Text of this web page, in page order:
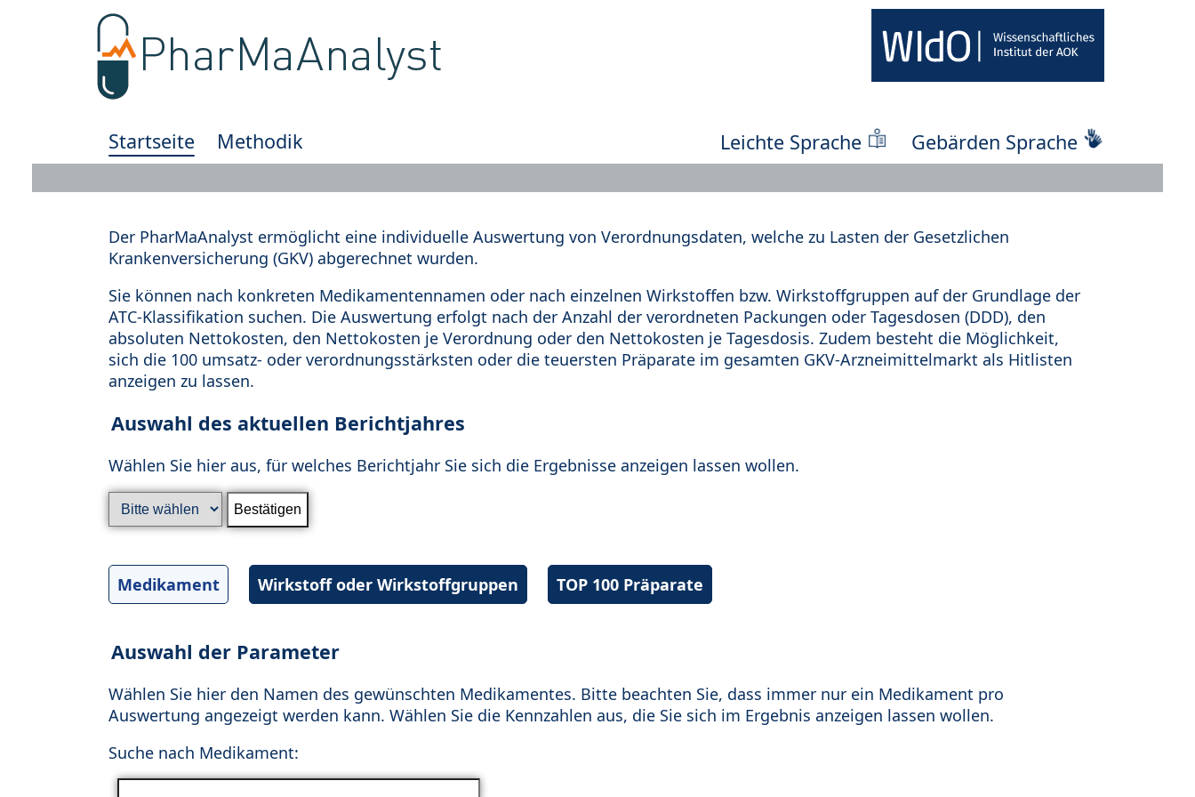
Startseite Methodik Leichte Sprache Gebärden Sprache
Der PharMaAnalyst ermöglicht eine individuelle Auswertung von Verordnungsdaten, welche zu Lasten der Gesetzlichen
Krankenversicherung (GKV) abgerechnet wurden.
Sie können nach konkreten Medikamentennamen oder nach einzelnen Wirkstoffen bzw. Wirkstoffgruppen auf der Grundlage der
ATC-Klassifikation suchen. Die Auswertung erfolgt nach der Anzahl der verordneten Packungen oder Tagesdosen (DDD), den
absoluten Nettokosten, den Nettokosten je Verordnung oder den Nettokosten je Tagesdosis. Zudem besteht die Möglichkeit,
sich die 100 umsatz- oder verordnungsstärksten oder die teuersten Präparate im gesamten GKV-Arzneimittelmarkt als Hitlisten
anzeigen zu lassen.
Auswahl des aktuellen Berichtjahres
Wählen Sie hier aus, für welches Berichtjahr Sie sich die Ergebnisse anzeigen lassen wollen.
Medikament Wirkstoff oder Wirkstoffgruppen TOP 100 Präparate
Auswahl der Parameter
Wählen Sie hier den Namen des gewünschten Medikamentes. Bitte beachten Sie, dass immer nur ein Medikament pro
Auswertung angezeigt werden kann. Wählen Sie die Kennzahlen aus, die Sie sich im Ergebnis anzeigen lassen wollen.
Suche nach Medikament: